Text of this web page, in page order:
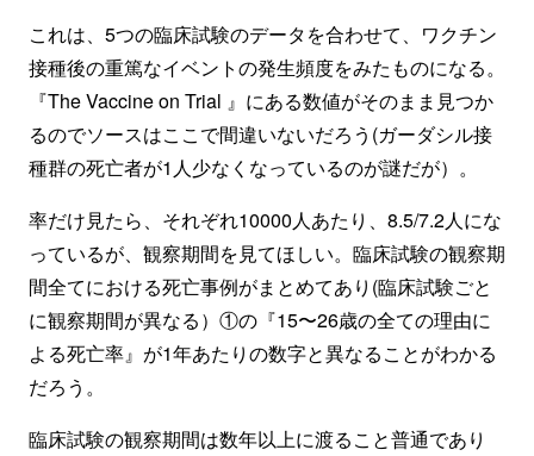
これは、5つの臨床試験のデータを合わせて、ワクチン
接種後の重篤なイベントの発生頻度をみたものになる。
『The Vaccine on Trial 』にある数値がそのまま見つか
るのでソースはここで間違いないだろう(ガーダシル接
種群の死亡者が1人少なくなっているのが謎だが）。
率だけ見たら、それぞれ10000人あたり、8.5/7.2人にな
っているが、観察期間を見てほしい。臨床試験の観察期
間全てにおける死亡事例がまとめてあり(臨床試験ごと
に観察期間が異なる）①の『15〜26歳の全ての理由に
よる死亡率』が1年あたりの数字と異なることがわかる
だろう。
臨床試験の観察期間は数年以上に渡ること普通であり